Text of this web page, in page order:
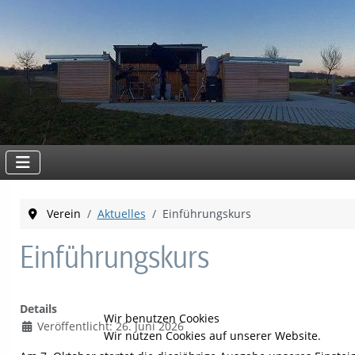
Verein Aktuelles Einführungskurs
Einführungskurs
Details
Veröffentlicht: 26. Juni 2026
Wir benutzen Cookies
Wir nutzen Cookies auf unserer Website.